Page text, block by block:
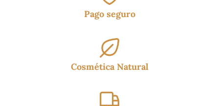
Pago seguro
Cosmética Natural